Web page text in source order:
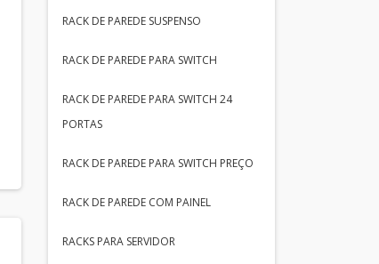
RACK DE PAREDE SUSPENSO
RACK DE PAREDE PARA SWITCH
RACK DE PAREDE PARA SWITCH 24
PORTAS
RACK DE PAREDE PARA SWITCH PREÇO
RACK DE PAREDE COM PAINEL
RACKS PARA SERVIDOR